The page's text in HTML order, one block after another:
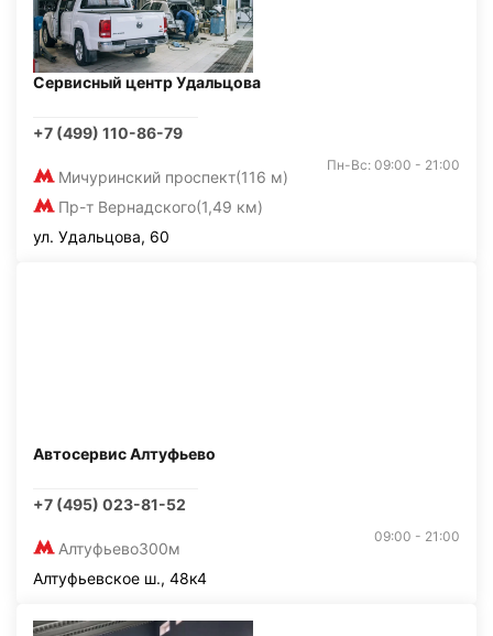
Сервисный центр Удальцова
+7 (499) 110-86-79
Мичуринский проспект(116 м)
Пр-т Вернадского(1,49 км)
Пн-Вс: 09:00 - 21:00
ул. Удальцова, 60
Автосервис Алтуфьево
+7 (495) 023-81-52
Алтуфьево300м
09:00 - 21:00
Алтуфьевское ш., 48к4